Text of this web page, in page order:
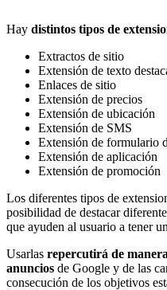
Hay distintos tipos de
Extractos de sitio
Extensión de texto
Enlaces de sitio
Extensión de precios
Extensión de ubicación
Extensión de SMS
Extensión de formulario
Extensión de aplicación
Extensión de promoción
Los diferentes tipos de
posibilidad de destacar
que ayuden al usuario a tener
Usarlas repercutirá de
anuncios de Google y de las
consecución de los objetivos